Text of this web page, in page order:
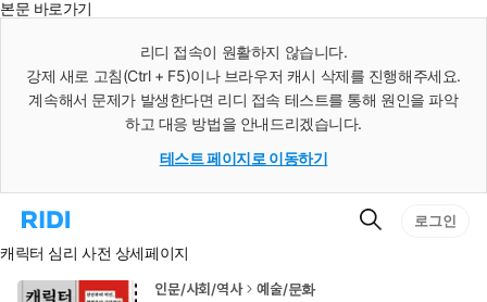
본문 바로가기
리디 접속이 원활하지 않습니다.
강제 새로 고침(Ctrl + F5)이나 브라우저 캐시 삭제를 진행해주세요.
계속해서 문제가 발생한다면 리디 접속 테스트를 통해 원인을 파악
하고 대응 방법을 안내드리겠습니다.
테스트 페이지로 이동하기
리
홈
로
검
로그인
캐릭터 심리 사전 상세페이지
인문/사회/역사 예술/문화